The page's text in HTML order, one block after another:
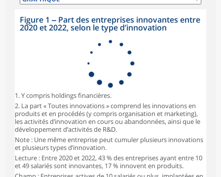
Figure 1 ‒ Part des entreprises innovantes entre
2020 et 2022, selon le type d’innovation
1. Y compris holdings financières.
2. La part « Toutes innovations » comprend les innovations en
produits et en procédés (y compris organisation et marketing),
les activités d’innovation en cours ou abandonnées, ainsi que le
développement d’activités de R&D.
Note : Une même entreprise peut cumuler plusieurs innovations
et plusieurs types d’innovation.
Lecture : Entre 2020 et 2022, 43 % des entreprises ayant entre 10
et 49 salariés sont innovantes, 17 % innovent en produits.